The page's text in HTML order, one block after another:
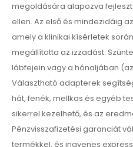
megoldására alapozva
ellen. Az első és mindezidáig
amely a klinikai kísérletek
megállította az izzadást.
lábfejein vagy a hónaljában
Választható adapterek
hát, fenék, mellkas és egyéb
sikerrel kezelhető, és az
Pénzvisszafizetési garanciát
termékkel, és ingyenes